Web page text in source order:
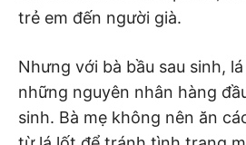
trẻ em đến người già.
Nhưng với bà bầu sau sinh,
những nguyên nhân hàng
sinh. Bà mẹ không nên ăn